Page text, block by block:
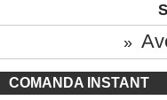
»
COMANDA INSTANT